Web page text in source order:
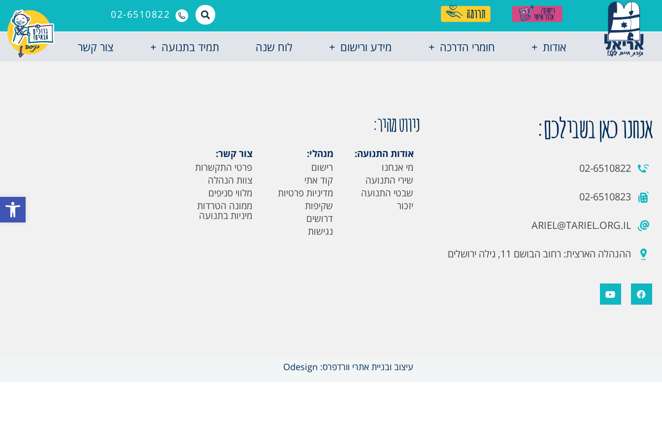
פתח
02-6510822
אודות חומרי הדרכה מידע ורישום לוח שנה תמיד בתנועה צור קשר
אנחנו כאן בשבילכם:
02-6510822
02-6510823
ARIEL@TARIEL.ORG.IL
ההנהלה הארצית: רחוב הבושם 11, גילה ירושלים
ניווט מהיר:
אודות התנועה:
מי אנחנו
שירי התנועה
שבטי התנועה
יזכור
מנהלי:
רישום
קוד אתי
מדיניות פרטיות
שקיפות
דרושים
נגישות
צור קשר:
פרטי התקשרות
צוות הנהלה
מלווי סניפים
ממונה הטרדות
מיניות בתנועה
עיצוב ובניית אתרי וורדפרס: Odesign